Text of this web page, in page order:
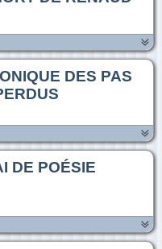
DES PAS
DE POÉSIE